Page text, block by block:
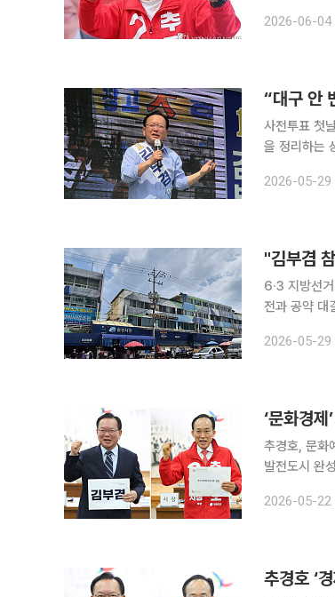
2026-06-04
“대구 안
사전투표 첫
을 정리하는
시민들은 휴
2026-05-29
6·3 지방선
전과 공약 대
출범 이후 처
2026-05-29
‘문화경
추경호, 문화
발전도시 완성” 6·3 지방선거 대구시장 선거에 출마한 국민의힘 추경호 후보와 더불
에 나섰다. 추
2026-05-22
추경호 ‘